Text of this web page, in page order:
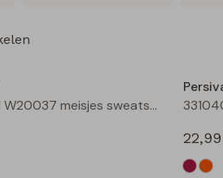
3310401 W20037 meisjes sweatshirt Bordeaux
22,99